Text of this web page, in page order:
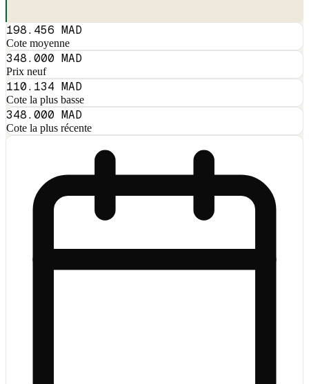
198.456 MAD
Cote moyenne
348.000 MAD
Prix neuf
110.134 MAD
Cote la plus basse
348.000 MAD
Cote la plus récente